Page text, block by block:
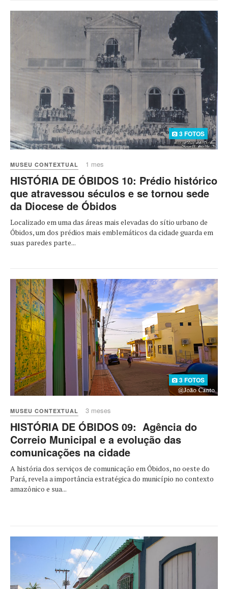
3 FOTOS
MUSEU CONTEXTUAL 1 mes
HISTÓRIA DE ÓBIDOS 10: Prédio histórico
que atravessou séculos e se tornou sede
da Diocese de Óbidos
Localizado em uma das áreas mais elevadas do sítio urbano de
Óbidos, um dos prédios mais emblemáticos da cidade guarda em
suas paredes parte...
3 FOTOS
MUSEU CONTEXTUAL 3 meses
HISTÓRIA DE ÓBIDOS 09: Agência do
Correio Municipal e a evolução das
comunicações na cidade
A história dos serviços de comunicação em Óbidos, no oeste do
Pará, revela a importância estratégica do município no contexto
amazônico e sua...